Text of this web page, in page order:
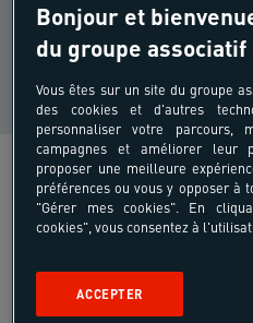
NIVEAU DE
Inclus
complète
4 à 6 séances de
Bonjour et
du groupe associatif
Vous êtes sur un site du groupe
des cookies et d'autres
personnaliser votre parcours,
campagnes et améliorer leur
proposer une meilleure
préférences ou vous y opposer à
"Gérer mes cookies". En
cookies", vous consentez à
ACCEPTER